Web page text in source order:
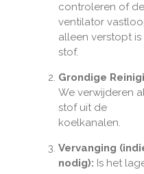
controleren of de
ventilator
alleen verstopt is
stof.
Grondige
We verwijderen
stof uit de
koelkanalen.
Vervanging
nodig): Is het